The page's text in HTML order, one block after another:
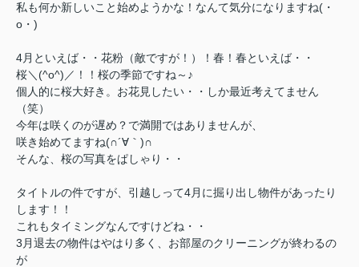
私も何か新しいこと始めようかな！なんて気分になりますね(・
o・)
4月といえば・・花粉（敵ですが！）！ 春！春といえば・・
桜＼(^o^)／！！ 桜の季節ですね～♪
個人的に桜大好き。お花見したい・・しか最近考えてません
（笑）
今年は咲くのが遅め？で満開ではありませんが、
咲き始めてますね(∩´∀｀)∩
そんな、桜の写真をぱしゃり・・
タイトルの件ですが、引越しって4月に掘り出し物件があったり
します！！
これもタイミングなんですけどね・・
3月退去の物件はやはり多く、お部屋のクリーニングが終わるの
が